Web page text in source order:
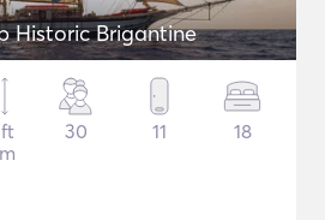
Historic Brigantine
ft
30 11 18